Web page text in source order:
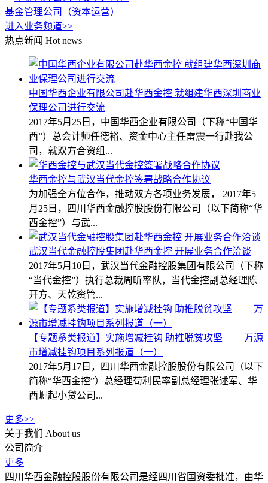
基金管理公司（资本运营）
进入业务频道>>
热点新闻 Hot news
中国华西企业有限公司赴华西金控 就组建华西深圳商业
保理公司进行交流
2017年5月25日，中国华西企业有限公司（下称“中国华
西”）总会计师任德裕、资金中心主任雷震一行赴我公
司，就双方合资组...
华西金控与武汉当代金控签署战略合作协议
为加强全方位合作，推动双方各项业务发展， 2017年5
月25日，四川华西金融控股股份有限公司（以下简称“华
西金控”）与武...
武汉当代金融控股集团赴华西金控 开展业务合作洽谈
2017年5月10日，武汉当代金融控股集团有限公司（下称
“当代金控”）执行总裁周昕率队，当代金控副总经理陈
开方、天乾资管...
【专题系类报道】实施增减挂钩 助推脱贫攻坚 ——万源
市增减挂钩项目系列报道（一）
2017年5月17日，四川华西金融控股股份有限公司（以下
简称“华西金控”）总经理苟利民率副总经理张述军、华
西崛起小贷公司...
更多>>
关于我们
About us
公司简介
更多
四川华西金融控股股份有限公司是经四川省国资委批准，由华